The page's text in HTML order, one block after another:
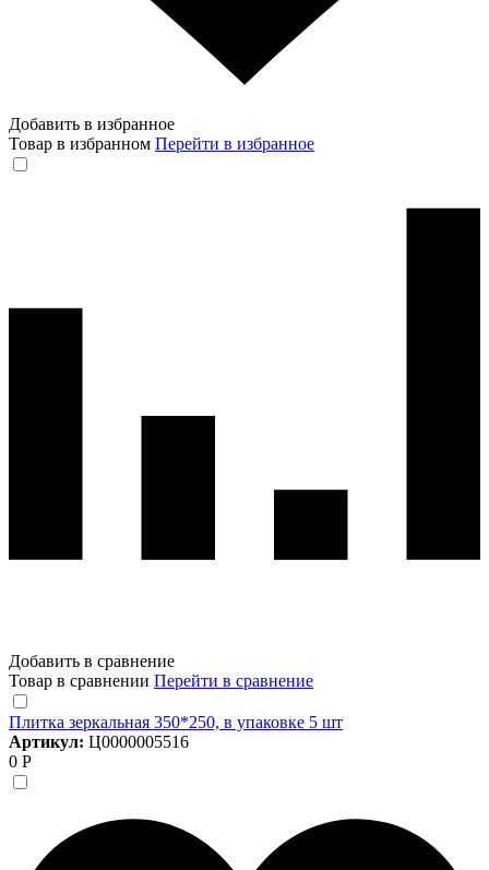
Добавить в избранное
Товар в избранном Перейти в избранное
Добавить в сравнение
Товар в сравнении Перейти в сравнение
Плитка зеркальная 350*250, в упаковке 5 шт
Артикул: Ц0000005516
0 Р